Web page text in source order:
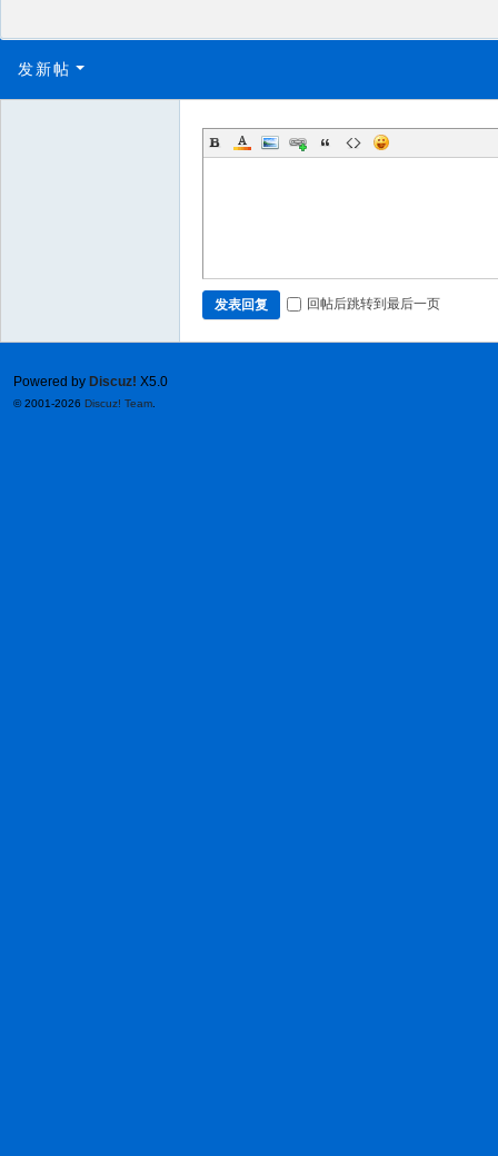
发新帖
发表回复 回帖后跳转到最后一页
Powered by Discuz! X5.0
© 2001-2026 Discuz! Team